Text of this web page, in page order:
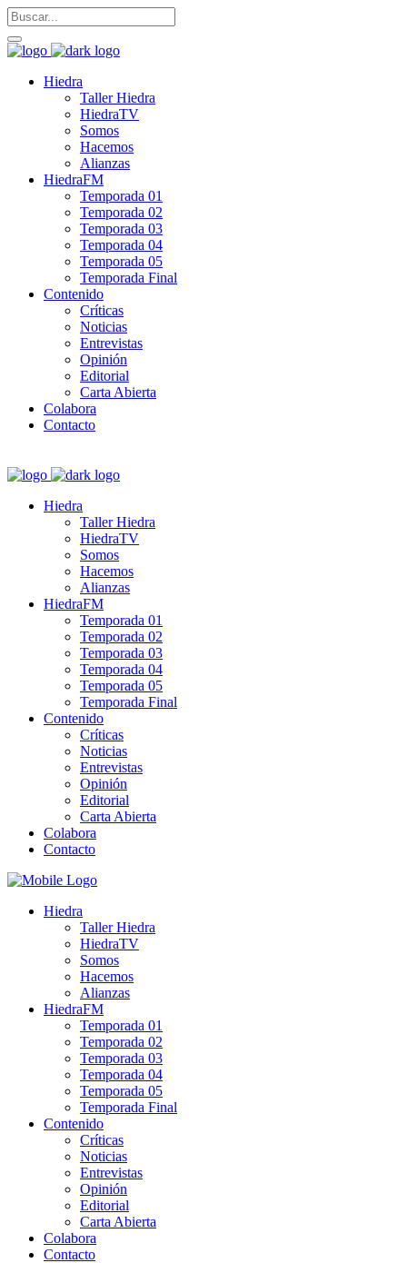
Hiedra
Taller Hiedra
HiedraTV
Somos
Hacemos
Alianzas
HiedraFM
Temporada 01
Temporada 02
Temporada 03
Temporada 04
Temporada 05
Temporada Final
Contenido
Críticas
Noticias
Entrevistas
Opinión
Editorial
Carta Abierta
Colabora
Contacto
Hiedra
Taller Hiedra
HiedraTV
Somos
Hacemos
Alianzas
HiedraFM
Temporada 01
Temporada 02
Temporada 03
Temporada 04
Temporada 05
Temporada Final
Contenido
Críticas
Noticias
Entrevistas
Opinión
Editorial
Carta Abierta
Colabora
Contacto
Hiedra
Taller Hiedra
HiedraTV
Somos
Hacemos
Alianzas
HiedraFM
Temporada 01
Temporada 02
Temporada 03
Temporada 04
Temporada 05
Temporada Final
Contenido
Críticas
Noticias
Entrevistas
Opinión
Editorial
Carta Abierta
Colabora
Contacto